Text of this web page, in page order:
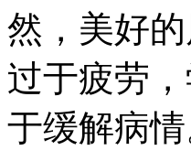
然，美好
过于疲劳
于缓解病情